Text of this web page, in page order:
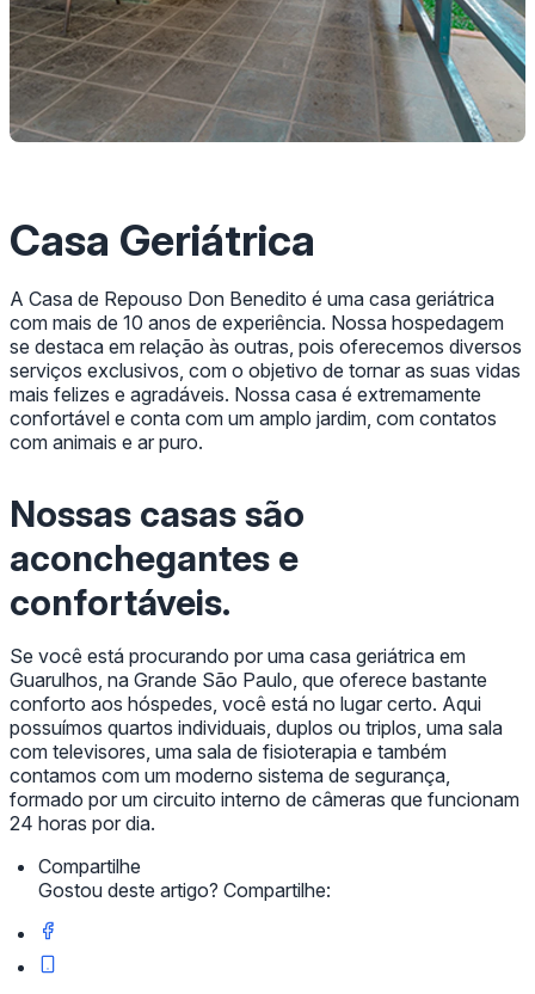
Casa Geriátrica
A Casa de Repouso Don Benedito é uma casa geriátrica
com mais de 10 anos de experiência. Nossa hospedagem
se destaca em relação às outras, pois oferecemos diversos
serviços exclusivos, com o objetivo de tornar as suas vidas
mais felizes e agradáveis. Nossa casa é extremamente
confortável e conta com um amplo jardim, com contatos
com animais e ar puro.
Nossas casas são
aconchegantes e
confortáveis.
Se você está procurando por uma casa geriátrica em
Guarulhos, na Grande São Paulo, que oferece bastante
conforto aos hóspedes, você está no lugar certo. Aqui
possuímos quartos individuais, duplos ou triplos, uma sala
com televisores, uma sala de fisioterapia e também
contamos com um moderno sistema de segurança,
formado por um circuito interno de câmeras que funcionam
24 horas por dia.
Compartilhe
Gostou deste artigo? Compartilhe: